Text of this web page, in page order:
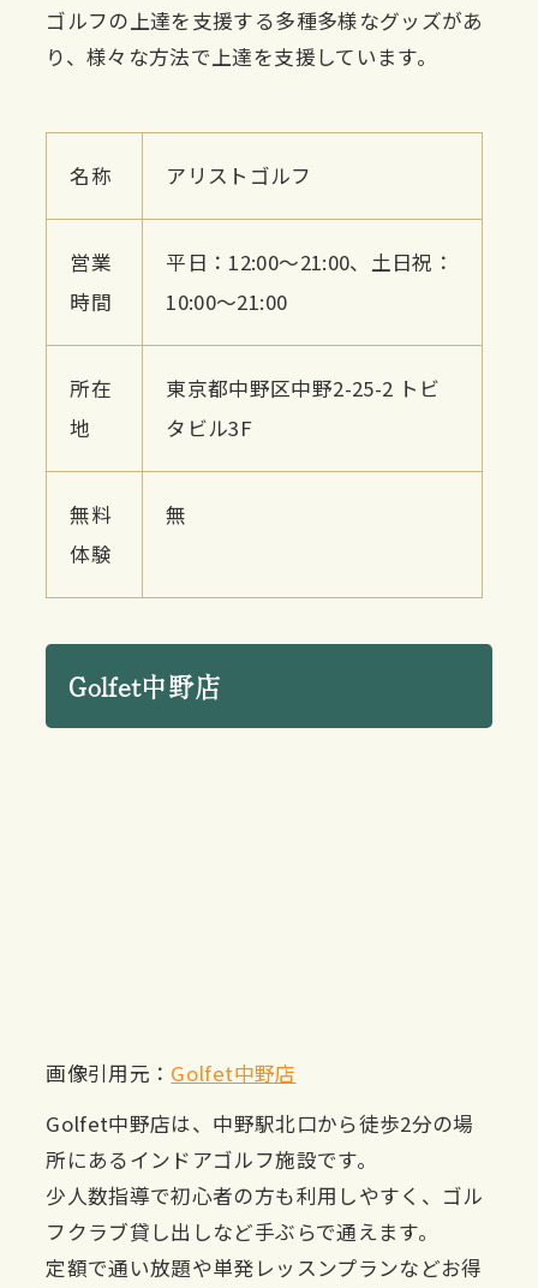
ゴルフの上達を支援する多種多様なグッズがあ
り、様々な方法で上達を支援しています。
名称 アリストゴルフ
営業
時間
平日：12:00〜21:00、土日祝：
10:00〜21:00
所在
地
東京都中野区中野2-25-2 トビ
タビル3F
無料
体験
無
Golfet中野店
画像引用元： Golfet中野店
Golfet中野店は、中野駅北口から徒歩2分の場
所にあるインドアゴルフ施設です。
少人数指導で初心者の方も利用しやすく、ゴル
フクラブ貸し出しなど手ぶらで通えます。
定額で通い放題や単発レッスンプランなどお得